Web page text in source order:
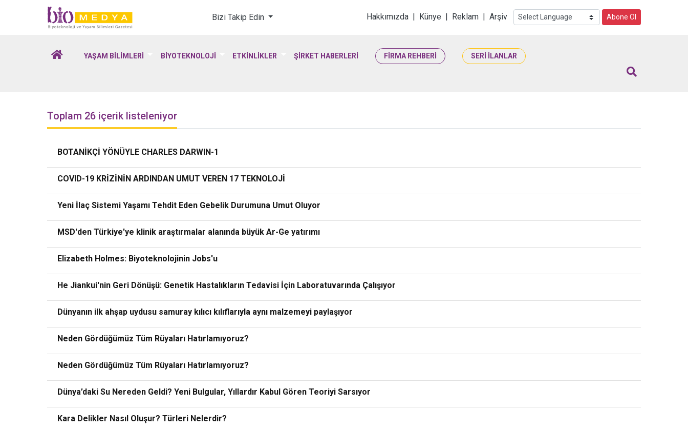
Biomedya - Biyoteknoloji & Yaşam Bilimleri
Bizi Takip Edin Hakkımızda | Künye | Reklam | Arşiv Abone Ol
YAŞAM BİLİMLERİ BİYOTEKNOLOJİ ETKİNLİKLER ŞİRKET HABERLERİ FİRMA REHBERİ SERİ İLANLAR
Toplam 26 içerik listeleniyor
BOTANİKÇİ YÖNÜYLE CHARLES DARWIN-1
COVID-19 KRİZİNİN ARDINDAN UMUT VEREN 17 TEKNOLOJİ
Yeni İlaç Sistemi Yaşamı Tehdit Eden Gebelik Durumuna Umut Oluyor
MSD'den Türkiye'ye klinik araştırmalar alanında büyük Ar-Ge yatırımı
Elizabeth Holmes: Biyoteknolojinin Jobs'u
He Jiankui'nin Geri Dönüşü: Genetik Hastalıkların Tedavisi İçin Laboratuvarında Çalışıyor
Dünyanın ilk ahşap uydusu samuray kılıcı kılıflarıyla aynı malzemeyi paylaşıyor
Neden Gördüğümüz Tüm Rüyaları Hatırlamıyoruz?
Neden Gördüğümüz Tüm Rüyaları Hatırlamıyoruz?
Dünya’daki Su Nereden Geldi? Yeni Bulgular, Yıllardır Kabul Gören Teoriyi Sarsıyor
Kara Delikler Nasıl Oluşur? Türleri Nelerdir?